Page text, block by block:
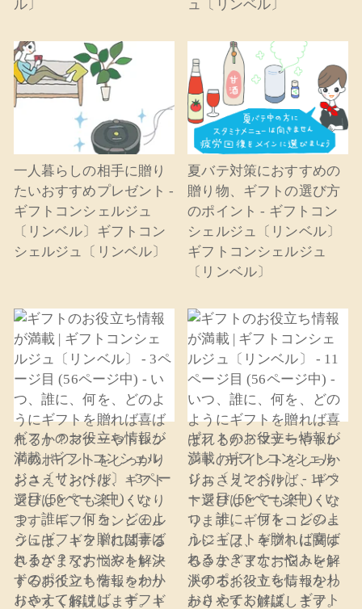
ル〕 ュ〔リンベル〕
一人暮らしの相手に贈り
たいおすすめプレゼント -
ギフトコンシェルジュ
〔リンベル〕ギフトコン
シェルジュ〔リンベル〕
夏バテ対策におすすめの
贈り物、ギフトの選び方
のポイント - ギフトコン
シェルジュ〔リンベル〕
ギフトコンシェルジュ
〔リンベル〕
ギフトのお役立ち情報が
満載 | ギフトコンシェル
ジュ〔リンベル〕 - 3ペー
ジ目 (56ページ中) - い
つ、誰に、何を、どのよ
うにギフトを贈れば喜ば
れるか？マナーやトレン
ドのポイントをしっかり
おさえておけば、ギフト
ギフトのお役立ち情報が
満載 | ギフトコンシェル
ジュ〔リンベル〕 - 11ペ
ージ目 (56ページ中) - い
つ、誰に、何を、どのよ
うにギフトを贈れば喜ば
れるか？マナーやトレン
ドのポイントをしっかり
おさえておけば、ギフト